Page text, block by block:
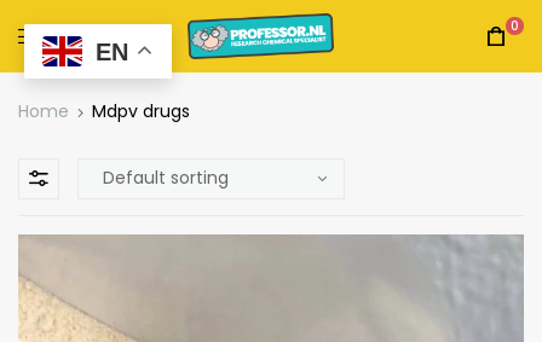
0
Home Mdpv drugs
EN